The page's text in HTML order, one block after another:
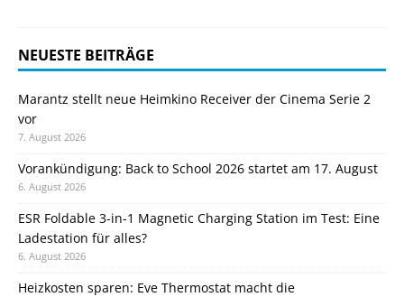
NEUESTE BEITRÄGE
Marantz stellt neue Heimkino Receiver der Cinema Serie 2
vor
7. August 2026
Vorankündigung: Back to School 2026 startet am 17. August
6. August 2026
ESR Foldable 3-in-1 Magnetic Charging Station im Test: Eine
Ladestation für alles?
6. August 2026
Heizkosten sparen: Eve Thermostat macht die